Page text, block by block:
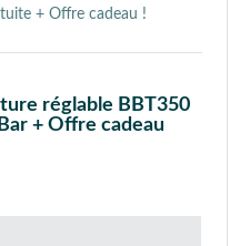
+ Offre cadeau !
réglable BBT350
+ Offre cadeau